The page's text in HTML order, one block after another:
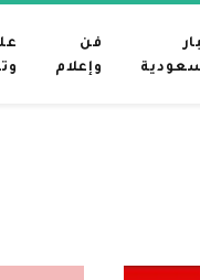
فن
وإعلام